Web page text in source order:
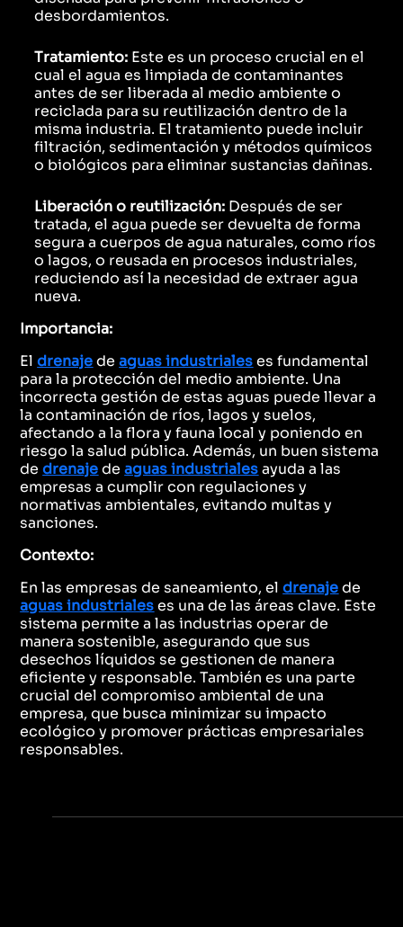
desbordamientos.
Tratamiento: Este es un proceso crucial en el
cual el agua es limpiada de contaminantes
antes de ser liberada al medio ambiente o
reciclada para su reutilización dentro de la
misma industria. El tratamiento puede incluir
filtración, sedimentación y métodos químicos
o biológicos para eliminar sustancias dañinas.
Liberación o reutilización: Después de ser
tratada, el agua puede ser devuelta de forma
segura a cuerpos de agua naturales, como ríos
o lagos, o reusada en procesos industriales,
reduciendo así la necesidad de extraer agua
nueva.
Importancia:
Eldrenajedeaguas industrialeses fundamental
para la protección del medio ambiente. Una
incorrecta gestión de estas aguas puede llevar a
la contaminación de ríos, lagos y suelos,
afectando a la flora y fauna local y poniendo en
riesgo la salud pública. Además, un buen sistema
dedrenajedeaguas industrialesayuda a las
empresas a cumplir con regulaciones y
normativas ambientales, evitando multas y
sanciones.
Contexto:
En las empresas de saneamiento, eldrenajede
aguas industrialeses una de las áreas clave. Este
sistema permite a las industrias operar de
manera sostenible, asegurando que sus
desechos líquidos se gestionen de manera
eficiente y responsable. También es una parte
crucial del compromiso ambiental de una
empresa, que busca minimizar su impacto
ecológico y promover prácticas empresariales
responsables.